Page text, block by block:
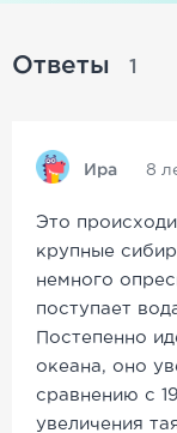
Ответы 1
Ира 8
Это
крупные
немного
поступает
Постепенно
океана, оно
сравнению с
увеличения